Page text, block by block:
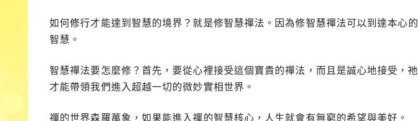
如何修行才能達到智慧的境界？就是修智慧禪法。因為修智慧禪法可以到達本心的
智慧。
智慧禪法要怎麼修？首先，要從心裡接受這個寶貴的禪法，而且是誠心地接受，祂
才能帶領我們進入超越一切的微妙實相世界。
禪的世界森羅萬象，如果能進入禪的智慧核心，人生就會有無窮的希望與美好。